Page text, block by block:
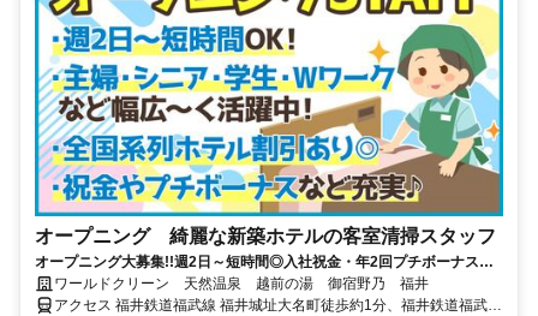
オープニング 綺麗な新築ホテルの客室清掃スタッフ
オープニング大募集!!週2日～短時間◎入社祝金・年2回プチボーナス・
全国ホテル社割有◎未経験大歓迎！
ワールドクリーン 天然温泉 越前の湯 御宿野乃 福井
アクセス 福井鉄道福武線 福井城址大名町徒歩約1分、福井鉄道福武線